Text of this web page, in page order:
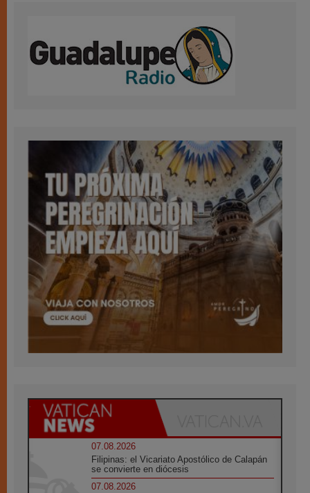
07.08.2026
Filipinas: el Vicariato Apostólico de Calapán
se convierte en diócesis
07.08.2026